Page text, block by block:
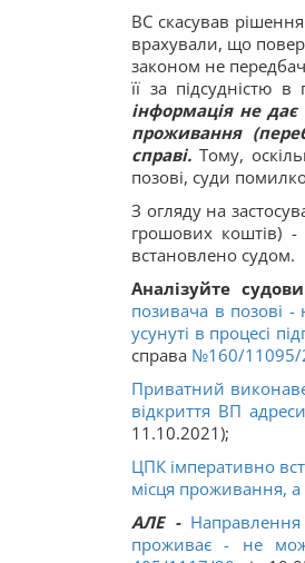
ВС скасував
врахували, що
законом не
її за підсудністю
інформація не
проживання
справі. Тому,
позові, суди
З огляду на
грошових коштів)
встановлено судом.
Аналізуйте
позивача в позові
усунуті в процесі
справа №160/11095/
Приватний
відкриття ВП
11.10.2021);
ЦПК імперативно
місця проживання,
АЛЕ -
проживає - не